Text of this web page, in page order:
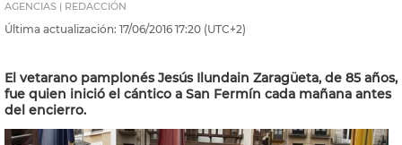
AGENCIAS | REDACCIÓN
Última actualización: 17/06/2016 17:20 (UTC+2)
El vetarano pamplonés Jesús Ilundain Zaragüeta, de 85 años,
fue quien inició el cántico a San Fermín cada mañana antes
del encierro.